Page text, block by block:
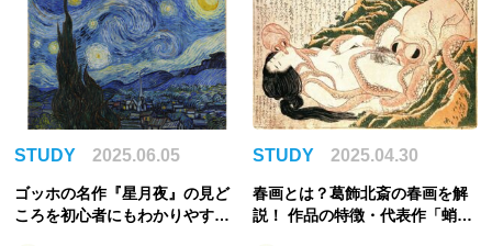
STUDY 2025.06.05
ゴッホの名作『星月夜』の見ど
ころを初心者にもわかりやすく
STUDY 2025.04.30
春画とは？葛飾北斎の春画を解
説！ 作品の特徴・代表作「蛸と